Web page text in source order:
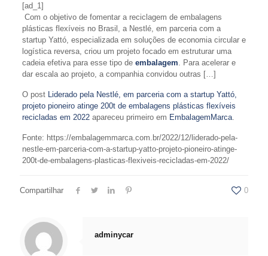
[ad_1]
Com o objetivo de fomentar a reciclagem de embalagens
plásticas flexíveis no Brasil, a Nestlé, em parceria com a
startup Yattó, especializada em soluções de economia circular e
logística reversa, criou um projeto focado em estruturar uma
cadeia efetiva para esse tipo de embalagem. Para acelerar e
dar escala ao projeto, a companhia convidou outras […]
O post Liderado pela Nestlé, em parceria com a startup Yattó,
projeto pioneiro atinge 200t de embalagens plásticas flexíveis
recicladas em 2022apareceu primeiro em EmbalagemMarca.
Fonte: https://embalagemmarca.com.br/2022/12/liderado-pela-
nestle-em-parceria-com-a-startup-yatto-projeto-pioneiro-atinge-
200t-de-embalagens-plasticas-flexiveis-recicladas-em-2022/
Compartilhar 0
adminycar